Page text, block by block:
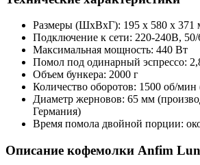
Размеры (ШхВхГ): 195 x 580 x 371
Подключение к сети: 220-240В, 50/
Максимальная мощность: 440 Вт
Помол под одинарный эспрессо:
Объем бункера: 2000 г
Количество оборотов: 1500 об/
Диаметр жерновов: 65 мм
Германия)
Время помола двойной порции:
Описание кофемолки Anfim